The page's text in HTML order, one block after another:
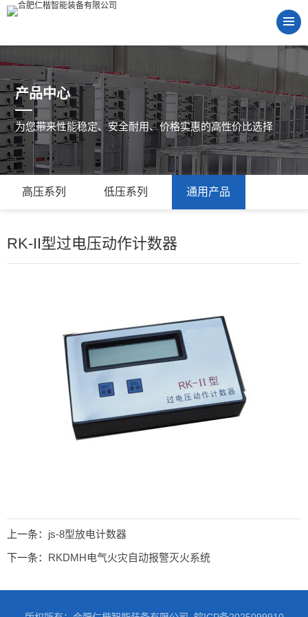
产品中心
为您带来性能稳定、安全耐用、价格实惠的高性价比选择
高压系列 低压系列 通用产品
RK-II型过电压动作计数器
上一条： js-8型放电计数器
下一条： RKDMH电气火灾自动报警灭火系统